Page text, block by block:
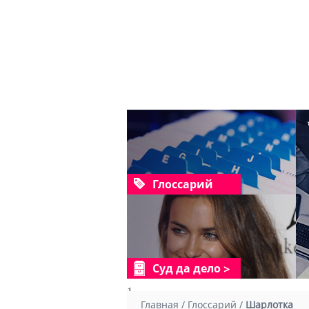
Глоссарий
Суд да дело
1
Главная / Глоссарий / Шарлотка